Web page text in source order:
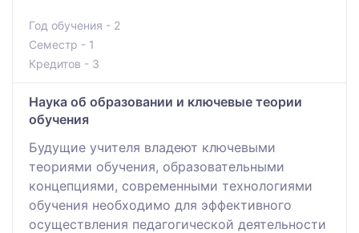
Год обучения - 2
Семестр - 1
Кредитов - 3
Наука об образовании и ключевые теории
обучения
Будущие учителя владеют ключевыми
теориями обучения, образовательными
концепциями, современными технологиями
обучения необходимо для эффективного
осуществления педагогической деятельности